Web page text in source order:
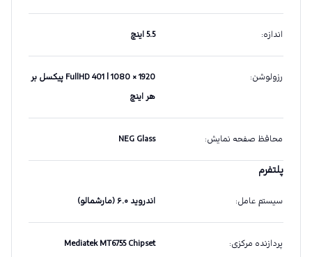
اندازه: 5.5 اینچ
رزولوشن:
1920 × 1080 | FullHD 401 پیکسل بر
هر اینچ
محافظ صفحه نمایش:
NEG Glass
پلتفرم
سیستم عامل: اندروید ۶.۰ (مارشمالو)
پردازنده مرکزی:
Mediatek MT6755 Chipset